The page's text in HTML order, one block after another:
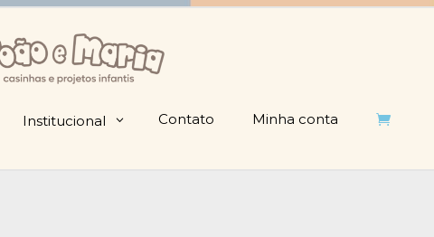
Institucional Contato Minha conta 